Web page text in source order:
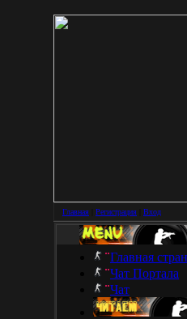
Главная Регистрация Вход
Главная
Чат Портала
Чат